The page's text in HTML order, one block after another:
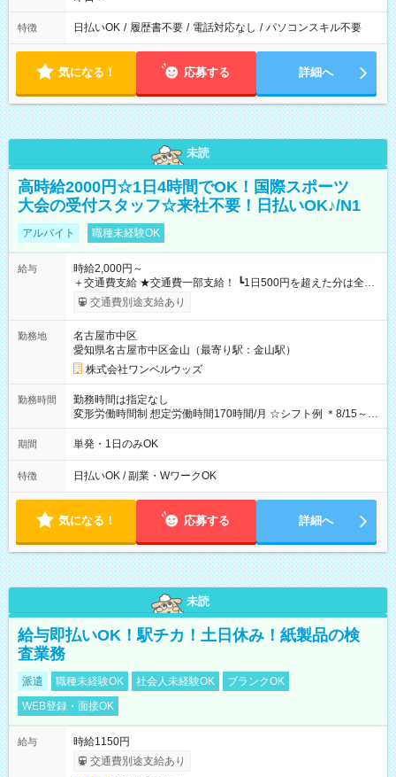
特徴 日払いOK / 履歴書不要 / 電話対応なし / パソコンスキル不要
気になる！ 応募する 詳細へ
未読
高時給2000円☆1日4時間でOK！国際スポーツ
大会の受付スタッフ☆来社不要！日払いOK♪/N1
アルバイト 職種未経験OK
給与
時給2,000円～
＋交通費支給 ★交通費一部支給！ ┗1日500円を超えた分は全額
支給！ ※往復500円以内の方は自己負担となります ★日払い
OK！（規定あり） ┗働いたその日に現金GET♪ お仕事後はコン
期間なし
交通費別途支給あり
勤務地
名古屋市中区
愛知県名古屋市中区金山（最寄り駅：金山駅）
株式会社ワンベルウッズ
勤務時間
勤務時間は指定なし
変形労働時間制 想定労働時間170時間/月 ☆シフト例 ＊8/15～
10/26 全日共通 08：00～12：00 17：00～21：00 ＊8/31
～9/19のみ下記シフトもあります！ 12：00～16：00 ＊9/6～
00
期間 単発・1日のみOK
特徴 日払いOK / 副業・WワークOK
気になる！ 応募する 詳細へ
未読
給与即払いOK！駅チカ！土日休み！紙製品の検
査業務
派遣 職種未経験OK 社会人未経験OK
ブランクOK
WEB登録・面接OK
給与
時給1150円
交通費別途支給あり